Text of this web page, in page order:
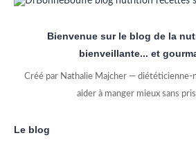
Bienvenue sur le blog de la
bienveillante... et
Créé par Nathalie Majcher —
aider à manger mieux sans
Le blog